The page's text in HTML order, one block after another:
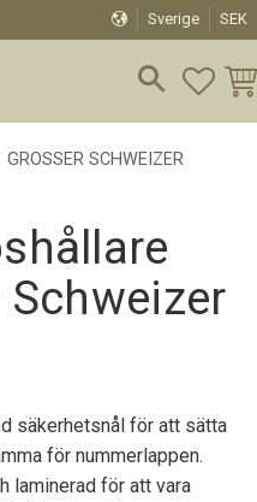
Sverige SEK
GROSSER SCHWEIZER
säkerhetsnål för att sätta
för nummerlappen.
laminerad för att vara